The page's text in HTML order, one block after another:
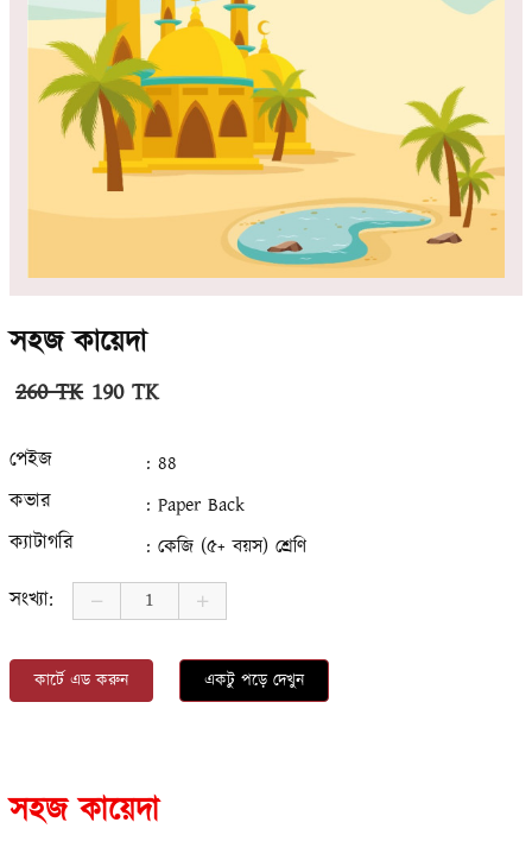
সহজ কায়েদা
260 TK190 TK
পেইজ : 88
কভার : Paper Back
ক্যাটাগরি : কেজি (৫+ বয়স) শ্রেণি
সংখ্যা:
কার্টে এড করুন একটু পড়ে দেখুন
সহজ কায়েদা